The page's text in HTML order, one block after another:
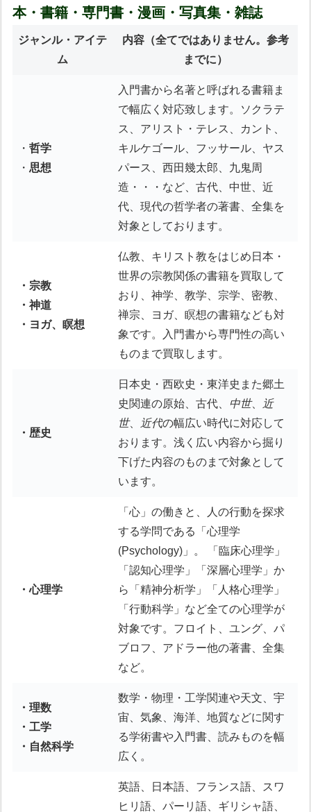
本・書籍・専門書・漫画・写真集・雑誌
ジャンル・アイテ
ム
内容（全てではありません。参考
までに）
・哲学
・思想
入門書から名著と呼ばれる書籍ま
で幅広く対応致します。ソクラテ
ス、アリスト・テレス、カント、
キルケゴール、フッサール、ヤス
パース、西田幾太郎、九鬼周
造・・・など、古代、中世、近
代、現代の哲学者の著書、全集を
対象としております。
・宗教
・神道
・ヨガ、瞑想
仏教、キリスト教をはじめ日本・
世界の宗教関係の書籍を買取して
おり、神学、教学、宗学、密教、
禅宗、ヨガ、瞑想の書籍なども対
象です。入門書から専門性の高い
ものまで買取します。
・歴史
日本史・西欧史・東洋史また郷土
史関連の原始、古代、
中世、
近
世、 近代の幅広い時代に対応して
おります。浅く広い内容から掘り
下げた内容のものまで対象として
います。
・心理学
「心」の働きと、人の行動を探求
する学問である「心理学
(Psychology)」。 「臨床心理学」
「認知心理学」「深層心理学」か
ら「精神分析学」「人格心理学」
「行動科学」など全ての心理学が
対象です。フロイト、ユング、パ
ブロフ、アドラー他の著書、全集
など。
・理数
・工学
・自然科学
数学・物理・工学関連や天文、宇
宙、気象、海洋、地質などに関す
る学術書や入門書、読みものを幅
広く。
英語、日本語、フランス語、スワ
ヒリ語、パーリ語、ギリシャ語、